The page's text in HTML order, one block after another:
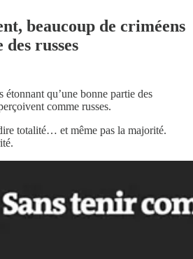
beaucoup de criméens
russes
étonnant qu’une bonne partie des
comme russes.
totalité… et même pas la majorité.